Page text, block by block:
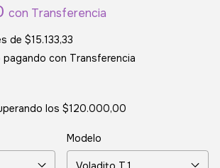
con Transferencia
de $15.133,33
pagando con Transferencia
los $120.000,00
Modelo